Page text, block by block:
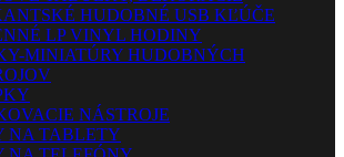
HUDOBNÉ USB KĽÚČE
LP VINYL HODINY
MINIATÚRY HUDOBNÝCH
NÁSTROJE
NA TABLETY